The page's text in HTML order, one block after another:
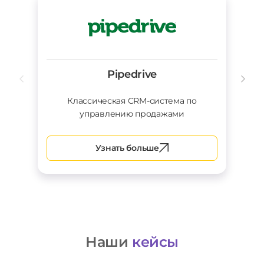
Pipedrive
Классическая CRM-система по
управлению продажами
Узнать больше
Наши кейсы